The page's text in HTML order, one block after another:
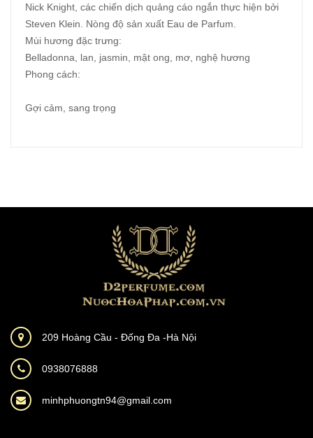
Nick Knight, các chiến dịch quảng cáo ngắn thực hiện bởi
Steven Klein. Nòng độ sản xuất Eau de Parfum.
Mùi hương đặc trưng:
Belladonna, lan, jasmin, mật ong, mơ, nghệ hương
Phong cách:
Gợi cảm, sang trọng
209 Hoàng Cầu - Đống Đa -Hà Nội
0938076888
minhphuongtn94@gmail.com